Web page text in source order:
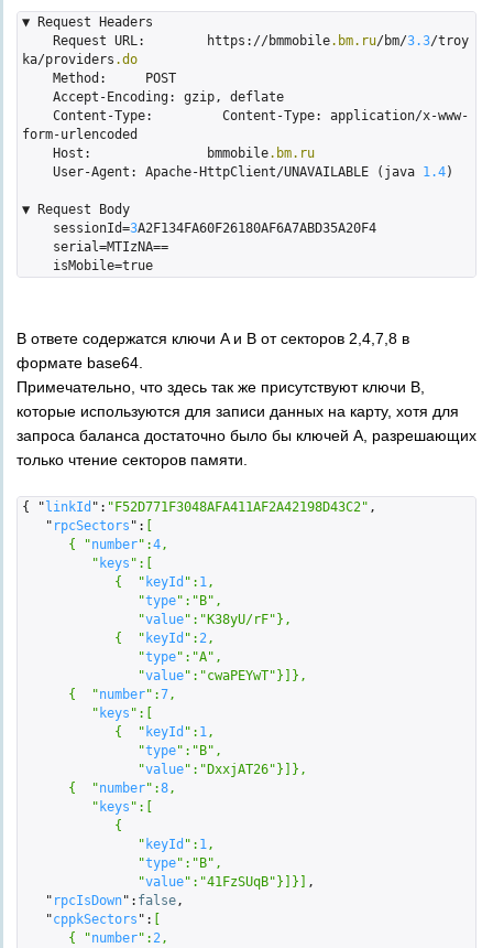
▼ Request Headers
    Request URL:	https://bmmobile
.bm.ru/bm/3.3/troy
ka/providers .do
    Content-Type:	  Content-Type: application/
x-www-
form-urlencoded
    Host:		bmmobile
.bm.ru
    User-Agent:	Apache-HttpClient/UNAVAILABLE (java
1.4)
▼ Request Body
    sessionId=
3A2F134FA60F26180AF6A7ABD35A20F4
В ответе содержатся ключи A и B от секторов 2,4,7,8 в
формате base64.
Примечательно, что здесь так же присутствуют ключи B,
которые используются для записи данных на карту, хотя для
запроса баланса достаточно было бы ключей А, разрешающих
только чтение секторов памяти.
{ " linkId ": "F52D771F3048AFA411AF2A42198D43C2" ,
   "
rpcSectors ":
      { "
number":4,
         "
keys ":
            {  "
keyId ": 1,
               "
type": "B" ,
               "
value": "K38yU/rF" } ,
            {  "
keyId ": 2,
               "
type": "A" ,
               "
value": "cwaPEYwT" } ]} ,
      {  "
number":7,
         "
keys ":
            {  "
keyId ": 1,
               "
type": "B" ,
               "
value": "DxxjAT26" } ]} ,
      {  "
number":8,
         "
keys ":
               "
keyId ": 1,
               "
type": "B" ,
               "
value": "41FzSUqB" } ]}
,
   "
rpcIsDown": false,
   "
cppkSectors ":
      { "
number": 2,